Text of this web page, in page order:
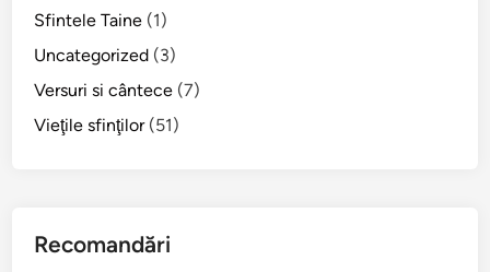
Sfintele Taine (1)
Uncategorized (3)
Versuri si cântece (7)
Vieţile sfinţilor(51)
Recomandări